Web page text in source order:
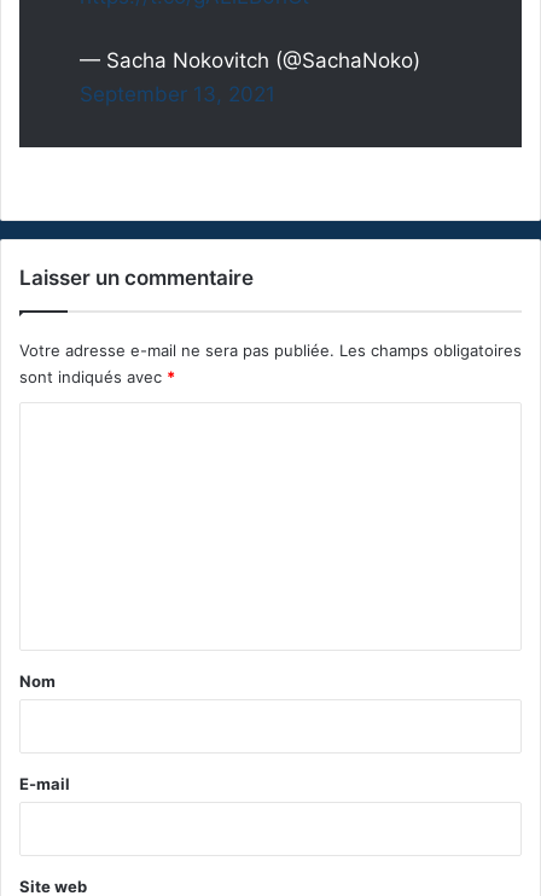
— Sacha Nokovitch (@SachaNoko)
September 13, 2021
Laisser un commentaire
Votre adresse e-mail ne sera pas publiée. Les champs obligatoires
sont indiqués avec *
a
e
Nom
E-mail
Site web